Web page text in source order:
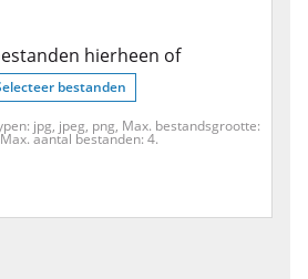
hierheen of
bestanden
jpg, jpeg, png, Max. bestandsgrootte:
aantal bestanden: 4.